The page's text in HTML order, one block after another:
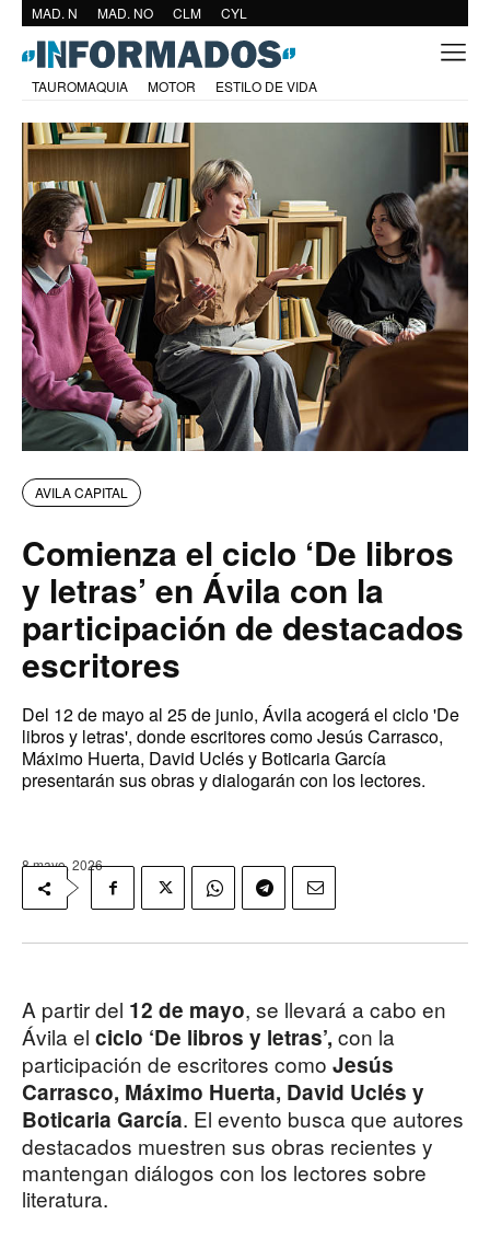
MAD. N MAD. NO CLM CYL
TAUROMAQUIA MOTOR ESTILO DE VIDA
AVILA CAPITAL
Comienza el ciclo ‘De libros
y letras’ en Ávila con la
participación de destacados
escritores
Del 12 de mayo al 25 de junio, Ávila acogerá el ciclo 'De
libros y letras', donde escritores como Jesús Carrasco,
Máximo Huerta, David Uclés y Boticaria García
presentarán sus obras y dialogarán con los lectores.
8 mayo, 2026
A partir del 12 de mayo, se llevará a cabo en
Ávila el ciclo ‘De libros y letras’, con la
participación de escritores como Jesús
Carrasco, Máximo Huerta, David Uclés y
Boticaria García. El evento busca que autores
destacados muestren sus obras recientes y
mantengan diálogos con los lectores sobre
literatura.